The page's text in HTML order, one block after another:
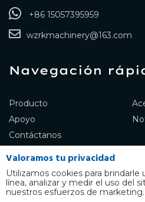
+86 15057395959
wzrkmachinery@163.com
Navegación
Producto
Apoyo
Contáctanos
Copyright © RUIKANG Co.,
Valoramos tu privacidad
Utilizamos cookies para brindarle
línea, analizar y medir el uso del
nuestros esfuerzos de marketing.